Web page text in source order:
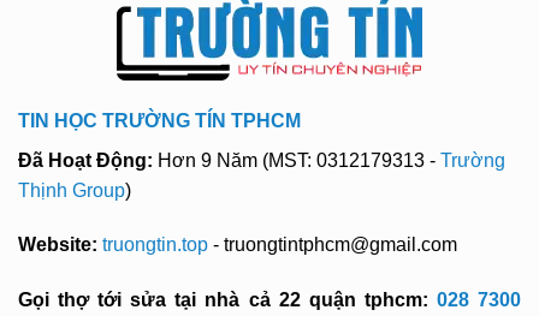
TIN HỌC TRƯỜNG TÍN TPHCM
Đã Hoạt Động: Hơn 9 Năm (MST: 0312179313 - Trường
Thịnh Group)
Website: truongtin.top - truongtintphcm@gmail.com
Gọi thợ tới sửa tại nhà cả 22 quận tphcm: 028 7300